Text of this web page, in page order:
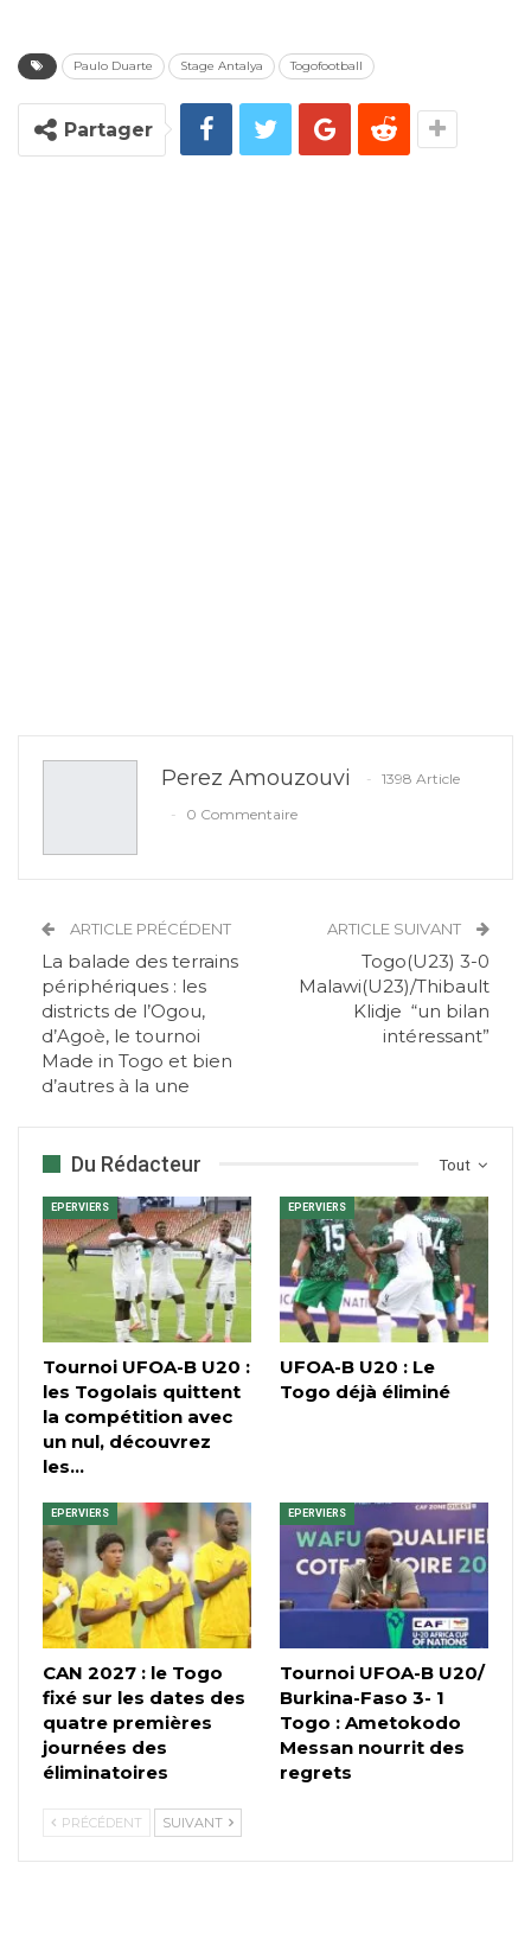
Paulo Duarte Stage Antalya Togofootball
Partager
Perez Amouzouvi
1398 Article
0 Commentaire
ARTICLE PRÉCÉDENT
La balade des terrains
périphériques : les
districts de l’Ogou,
d’Agoè, le tournoi
Made in Togo et bien
d’autres à la une
ARTICLE SUIVANT
Togo(U23) 3-0
Malawi(U23)/Thibault
Klidje “un bilan
intéressant”
Tout
Du Rédacteur
EPERVIERS
Tournoi UFOA-B U20 :
les Togolais quittent
la compétition avec
un nul, découvrez
les…
EPERVIERS
UFOA-B U20 : Le
Togo déjà éliminé
EPERVIERS
CAN 2027 : le Togo
fixé sur les dates des
quatre premières
journées des
éliminatoires
EPERVIERS
Tournoi UFOA-B U20/
Burkina-Faso 3- 1
Togo : Ametokodo
Messan nourrit des
regrets
PRÉCÉDENT SUIVANT